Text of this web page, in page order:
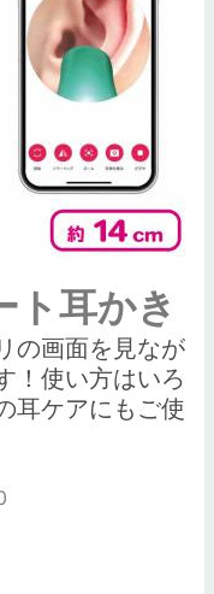
ト耳かき
の画面を見なが
！使い方はいろ
耳ケアにもご使